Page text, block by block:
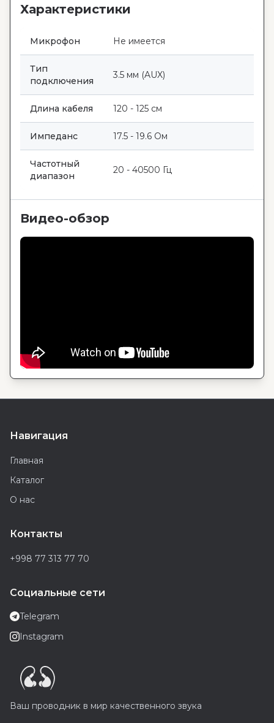
Характеристики
Микрофон Не имеется
Тип
подключения
3.5 мм (AUX)
Длина кабеля 120 - 125 см
Импеданс 17.5 - 19.6 Ом
Частотный
диапазон
20 - 40500 Гц
Видео-обзор
Навигация
Главная
Каталог
О нас
Контакты
+998 77 313 77 70
Социальные сети
Telegram
Instagram
Ваш проводник в мир качественного звука